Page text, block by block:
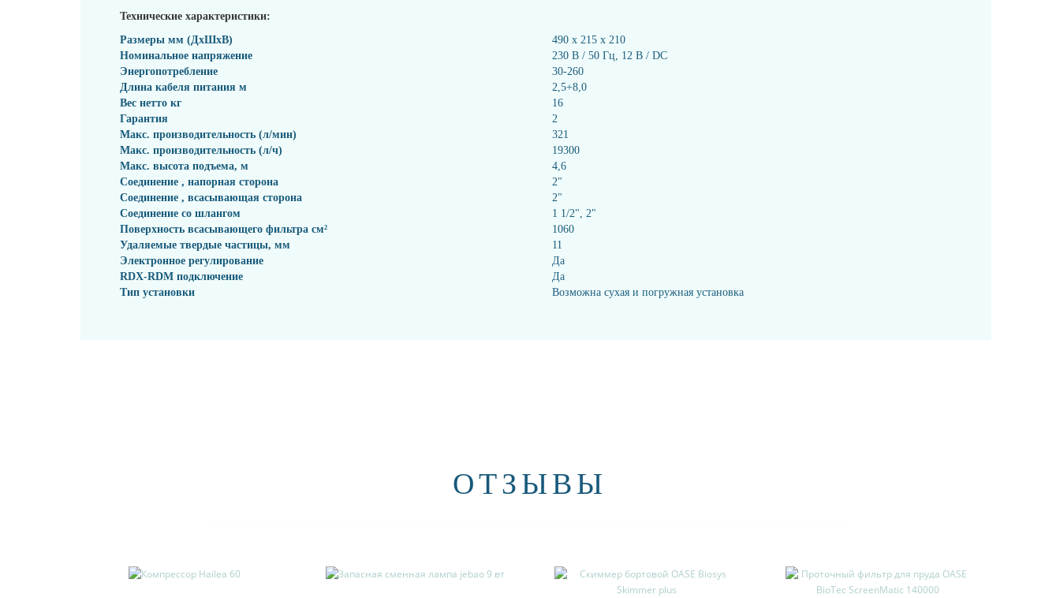
Технические характеристики:
Размеры мм (ДxШxВ)
490 x 215 x 210
Номинальное напряжение
230 В / 50 Гц, 12 В / DC
Энергопотребление
30-260
Длина кабеля питания м
2,5+8,0
Вес нетто кг
16
Гарантия
2
Макс. производительность (л/мин)
321
Макс. производительность (л/ч)
19300
Макс. высота подъема, м
4,6
Соединение , напорная сторона
2"
Соединение , всасывающая сторона
2"
Соединение со шлангом
1 1/2", 2"
Поверхность всасывающего фильтра см²
1060
Удаляемые твердые частицы, мм
11
Электронное регулирование
Да
RDX-RDM подключение
Да
Тип установки
Возможна сухая и погружная установка
ОТЗЫВЫ